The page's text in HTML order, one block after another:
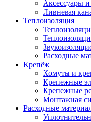
Аксессуары
Ливневая
Теплоизоляция
Расходные
Крепёж
Хомуты и
Крепежные
Крепежные
Монтажная
Расходные